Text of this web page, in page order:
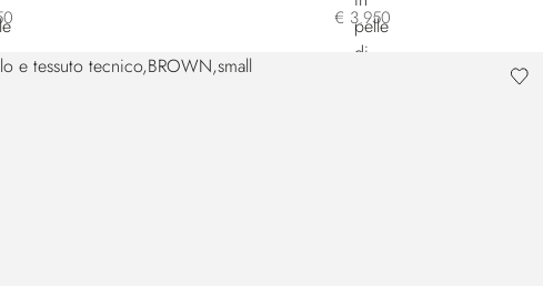
€ 3.950